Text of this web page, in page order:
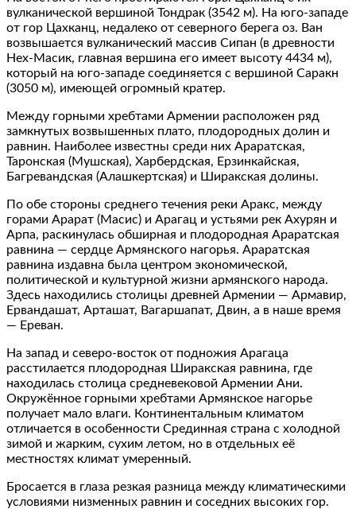
вулканической вершиной Тондрак (3542 м). На юго‐западе
от гор Цахканц, недалеко от северного берега оз. Ван
возвышается вулканический массив Сипан (в древности
Нех‐Масик, главная вершина его имеет высоту 4434 м),
который на юго‐западе соединяется с вершиной Саракн
(3050 м), имеющей огромный кратер.
Между горными хребтами Армении расположен ряд
замкнутых возвышенных плато, плодородных долин и
равнин. Наиболее известны среди них Араратская,
Таронская (Мушская), Харбердская, Ерзинкайская,
Багревандская (Алашкертская) и Ширакская долины.
По обе стороны среднего течения реки Аракс, между
горами Арарат (Масис) и Арагац и устьями рек Ахурян и
Арпа, раскинулась обширная и плодородная Араратская
равнина — сердце Армянского нагорья. Араратская
равнина издавна была центром экономической,
политической и культурной жизни армянского народа.
Здесь находились столицы древней Армении — Армавир,
Ервандашат, Арташат, Вагаршапат, Двин, а в наше время
— Ереван.
На запад и северо‐восток от подножия Арагаца
расстилается плодородная Ширакская равнина, где
находилась столица средневековой Армении Ани.
Окружённое горными хребтами Армянское нагорье
получает мало влаги. Континентальным климатом
отличается в особенности Срединная страна с холодной
зимой и жарким, сухим летом, но в отдельных её
местностях климат умеренный.
Бросается в глаза резкая разница между климатическими
условиями низменных равнин и соседних высоких гор.